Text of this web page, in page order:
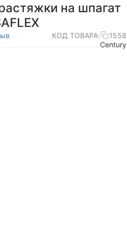
на шпагат
КОД ТОВАРА:
1558
Century